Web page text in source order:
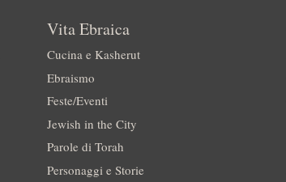
Vita Ebraica
Cucina e Kasherut
Ebraismo
Feste/Eventi
Jewish in the City
Parole di Torah
Personaggi e Storie